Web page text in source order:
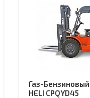
Газ-
HELI CPQYD45